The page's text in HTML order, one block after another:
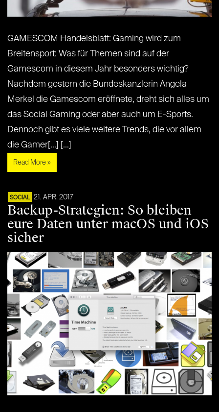
GAMESCOM Handelsblatt: Gaming wird zum
Breitensport: Was für Themen sind auf der
Gamescom in diesem Jahr besonders wichtig?
Nachdem gestern die Bundeskanzlerin Angela
Merkel die Gamescom eröffnete, dreht sich alles um
das Social Gaming oder aber auch um E-Sports.
Dennoch gibt es viele weitere Trends, die vor allem
die Gamer[...] [...]
Read More »
SOCIAL 21. APR. 2017
Backup-Strategien: So bleiben
eure Daten unter macOS und iOS
sicher